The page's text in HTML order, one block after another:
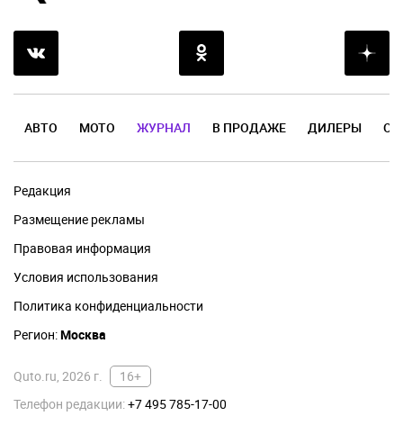
АВТО МОТО ЖУРНАЛ В ПРОДАЖЕ ДИЛЕРЫ
Редакция
Размещение рекламы
Правовая информация
Условия использования
Политика конфиденциальности
Регион:Москва
Quto.ru, 2026 г.
16+
Телефон редакции:+7 495 785-17-00